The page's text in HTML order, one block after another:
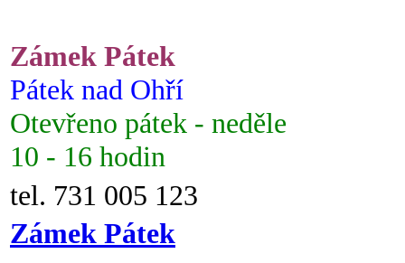
Zámek Pátek
Pátek nad Ohří
Otevřeno pátek - neděle
10 - 16 hodin
tel. 731 005 123
Zámek Pátek